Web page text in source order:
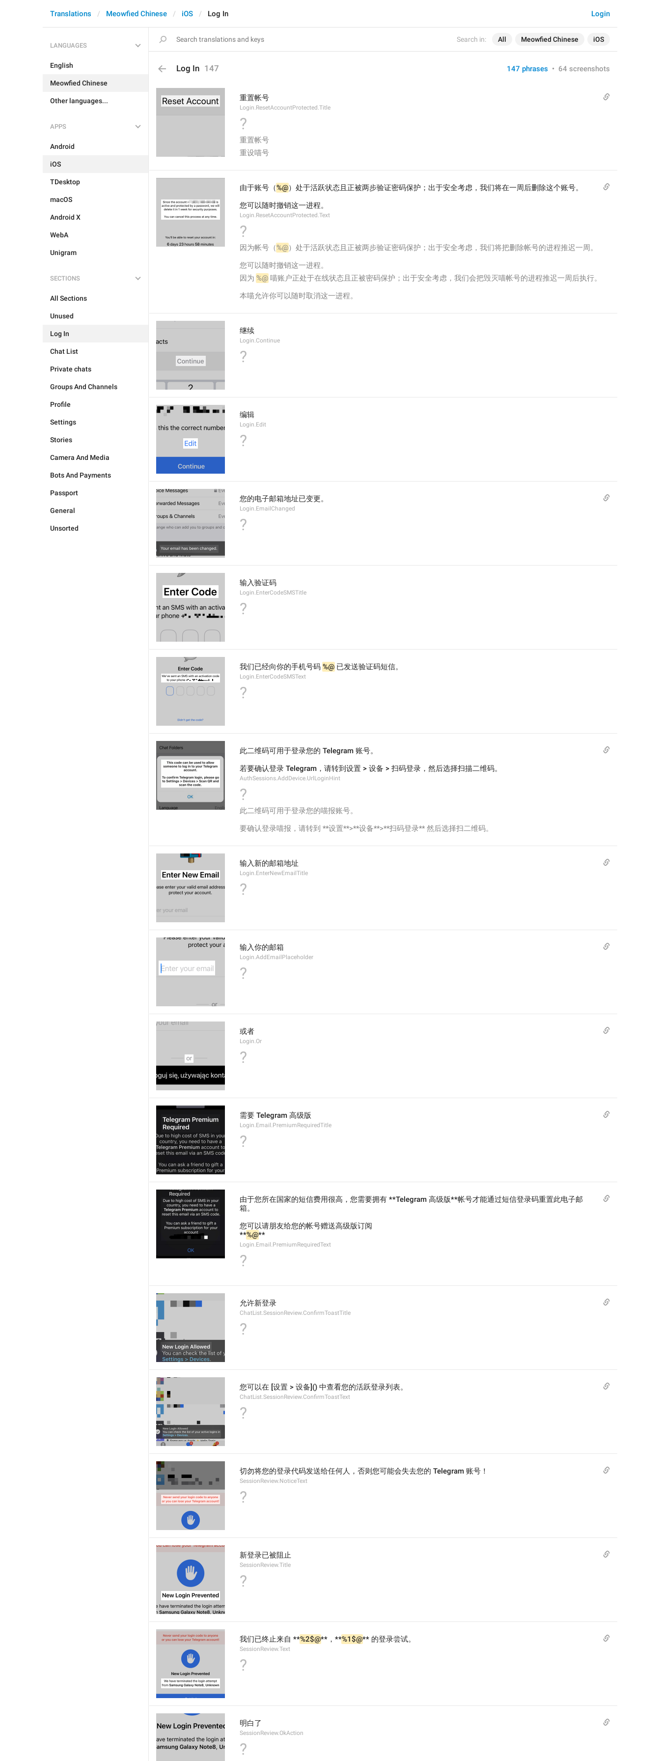
Search in: All Meowfied Chinese iOS
Login
Translations Meowfied Chinese iOS Log In
LANGUAGES
English
Meowfied Chinese
Other languages...
APPS
Android
iOS
TDesktop
macOS
Android X
WebA
Unigram
SECTIONS
All Sections
Unused
Log In
Chat List
Private chats
Groups And Channels
Profile
Settings
Stories
Camera And Media
Bots And Payments
Passport
General
Unsorted
Log In 147 147 phrases • 64 screenshots
重置帐号
Login.ResetAccountProtected.Title
?
重置帐号
重设喵号
由于账号（%@）处于活跃状态且正被两步验证密码保护；出于安全考虑，我们将在一周后删除这个账号。
您可以随时撤销这一进程。
Login.ResetAccountProtected.Text
?
因为帐号（%@）处于活跃状态且正被两步验证密码保护；出于安全考虑，我们将把删除帐号的进程推迟一周。
您可以随时撤销这一进程。
因为 %@ 喵账户正处于在线状态且正被密码保护；出于安全考虑，我们会把毁灭喵帐号的进程推迟一周后执行。
本喵允许你可以随时取消这一进程。
继续
Login.Continue
?
编辑
Login.Edit
?
您的电子邮箱地址已变更。
Login.EmailChanged
?
输入验证码
Login.EnterCodeSMSTitle
?
我们已经向你的手机号码 %@ 已发送验证码短信。
Login.EnterCodeSMSText
?
此二维码可用于登录您的 Telegram 账号。
若要确认登录 Telegram，请转到设置 > 设备 > 扫码登录，然后选择扫描二维码。
AuthSessions.AddDevice.UrlLoginHint
?
此二维码可用于登录您的喵报账号。
要确认登录喵报，请转到 **设置**>**设备**>**扫码登录** 然后选择扫二维码。
输入新的邮箱地址
Login.EnterNewEmailTitle
?
输入你的邮箱
Login.AddEmailPlaceholder
?
或者
Login.Or
?
需要 Telegram 高级版
Login.Email.PremiumRequiredTitle
?
由于您所在国家的短信费用很高，您需要拥有 **Telegram 高级版**帐号才能通过短信登录码重置此电子邮
箱。
您可以请朋友给您的帐号赠送高级版订阅
**%@**
Login.Email.PremiumRequiredText
?
允许新登录
ChatList.SessionReview.ConfirmToastTitle
?
您可以在 [设置 > 设备]() 中查看您的活跃登录列表。
ChatList.SessionReview.ConfirmToastText
?
切勿将您的登录代码发送给任何人，否则您可能会失去您的 Telegram 账号！
SessionReview.NoticeText
?
新登录已被阻止
SessionReview.Title
?
我们已终止来自 **%2$@**，**%1$@** 的登录尝试。
SessionReview.Text
?
明白了
SessionReview.OkAction
?